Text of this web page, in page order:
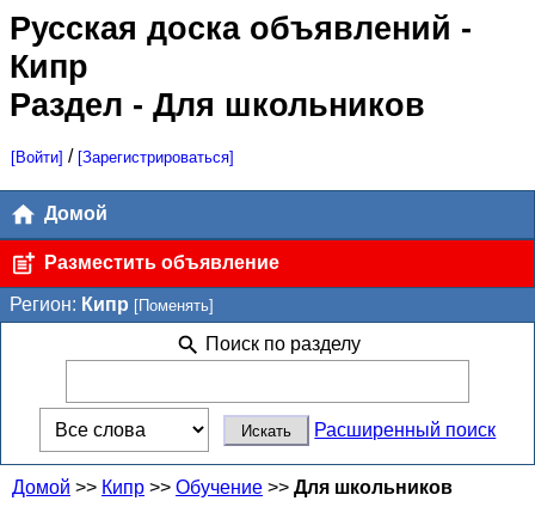
Русская доска объявлений -
Кипр
Раздел - Для школьников
[Войти] / [Зарегистрироваться]
Домой
Разместить объявление
Регион: Кипр [Поменять]
Поиск по разделу
Расширенный поиск
Домой >> Кипр >> Обучение >> Для школьников